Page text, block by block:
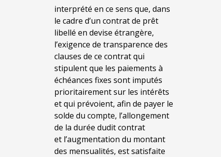
interprété en ce sens que, dans
le cadre d’un contrat de prêt
libellé en devise étrangère,
l’exigence de transparence des
clauses de ce contrat qui
stipulent que les paiements à
échéances fixes sont imputés
prioritairement sur les intérêts
et qui prévoient, afin de payer le
solde du compte, l’allongement
de la durée dudit contrat
et l’augmentation du montant
des mensualités, est satisfaite